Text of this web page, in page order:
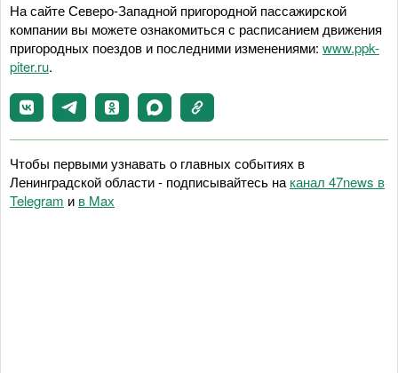
На сайте Северо-Западной пригородной пассажирской
компании вы можете ознакомиться с расписанием движения
пригородных поездов и последними изменениями: www.ppk-
piter.ru.
Чтобы первыми узнавать о главных событиях в
Ленинградской области - подписывайтесь на канал 47news в
Telegram и в Maх